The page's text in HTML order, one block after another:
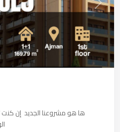
Next
ها هو مشروعنا الجديد إن كنت